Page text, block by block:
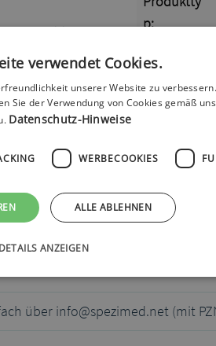
komplizierte
beiträgt. Das
p:
Größe:
Farbe:
über info@spezimed.net (mit
verwendet Cookies.
unserer Website zu
Sie der Verwendung von Cookies gemäß
Datenschutz-Hinweise
WERBECOOKIES
ALLE ABLEHNEN
DETAILS ANZEIGEN